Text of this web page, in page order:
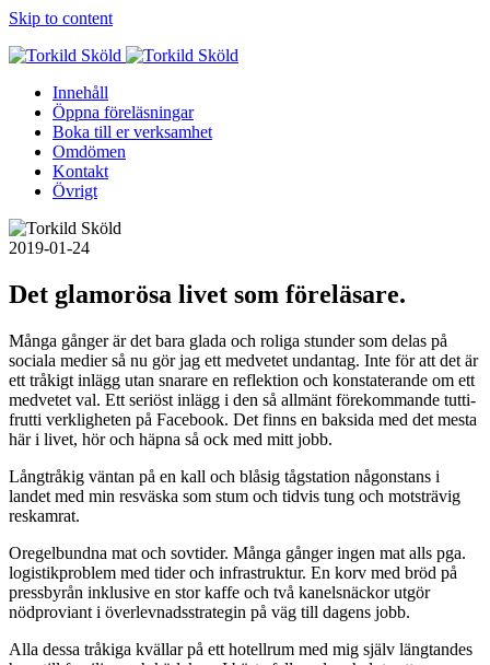
Skip to content
Innehåll
Öppna föreläsningar
Boka till er verksamhet
Omdömen
Kontakt
Övrigt
2019-01-24
Det glamorösa livet som föreläsare.
Många gånger är det bara glada och roliga stunder som delas på
sociala medier så nu gör jag ett medvetet undantag. Inte för att det är
ett tråkigt inlägg utan snarare en reflektion och konstaterande om ett
medvetet val. Ett seriöst inlägg i den så allmänt förekommande tutti-
frutti verkligheten på Facebook. Det finns en baksida med det mesta
här i livet, hör och häpna så ock med mitt jobb.
Långtråkig väntan på en kall och blåsig tågstation någonstans i
landet med min resväska som stum och tidvis tung och motsträvig
reskamrat.
Oregelbundna mat och sovtider. Många gånger ingen mat alls pga.
logistikproblem med tider och infrastruktur. En korv med bröd på
pressbyrån inklusive en stor kaffe och två kanelsnäckor utgör
nödproviant i överlevnadsstrategin på väg till dagens jobb.
Alla dessa tråkiga kvällar på ett hotellrum med mig själv längtandes